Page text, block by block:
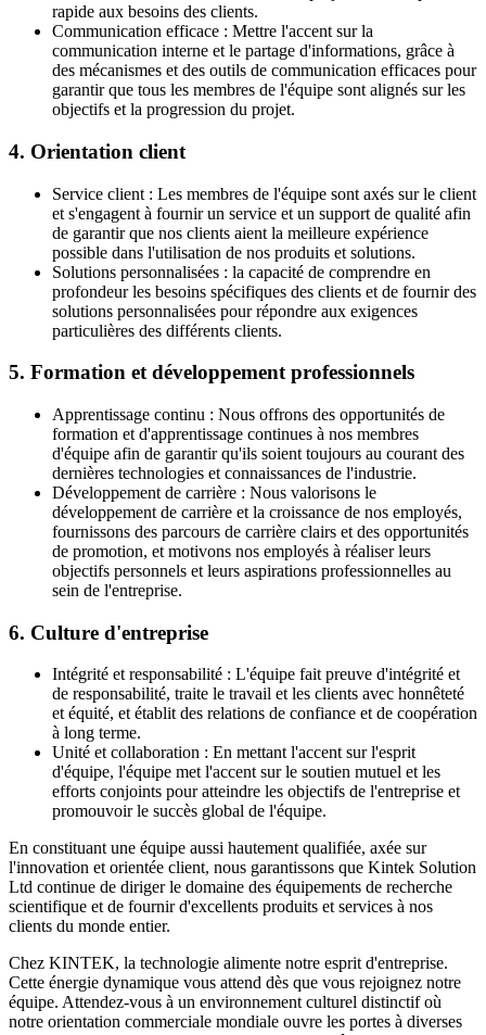
rapide aux besoins des clients.
Communication efficace : Mettre l'accent sur la
communication interne et le partage d'informations, grâce à
des mécanismes et des outils de communication efficaces pour
garantir que tous les membres de l'équipe sont alignés sur les
objectifs et la progression du projet.
4. Orientation client
Service client : Les membres de l'équipe sont axés sur le client
et s'engagent à fournir un service et un support de qualité afin
de garantir que nos clients aient la meilleure expérience
possible dans l'utilisation de nos produits et solutions.
Solutions personnalisées : la capacité de comprendre en
profondeur les besoins spécifiques des clients et de fournir des
solutions personnalisées pour répondre aux exigences
particulières des différents clients.
5. Formation et développement professionnels
Apprentissage continu : Nous offrons des opportunités de
formation et d'apprentissage continues à nos membres
d'équipe afin de garantir qu'ils soient toujours au courant des
dernières technologies et connaissances de l'industrie.
Développement de carrière : Nous valorisons le
développement de carrière et la croissance de nos employés,
fournissons des parcours de carrière clairs et des opportunités
de promotion, et motivons nos employés à réaliser leurs
objectifs personnels et leurs aspirations professionnelles au
sein de l'entreprise.
6. Culture d'entreprise
Intégrité et responsabilité : L'équipe fait preuve d'intégrité et
de responsabilité, traite le travail et les clients avec honnêteté
et équité, et établit des relations de confiance et de coopération
à long terme.
Unité et collaboration : En mettant l'accent sur l'esprit
d'équipe, l'équipe met l'accent sur le soutien mutuel et les
efforts conjoints pour atteindre les objectifs de l'entreprise et
promouvoir le succès global de l'équipe.
En constituant une équipe aussi hautement qualifiée, axée sur
l'innovation et orientée client, nous garantissons que Kintek Solution
Ltd continue de diriger le domaine des équipements de recherche
scientifique et de fournir d'excellents produits et services à nos
clients du monde entier.
Chez KINTEK, la technologie alimente notre esprit d'entreprise.
Cette énergie dynamique vous attend dès que vous rejoignez notre
équipe. Attendez-vous à un environnement culturel distinctif où
notre orientation commerciale mondiale ouvre les portes à diverses